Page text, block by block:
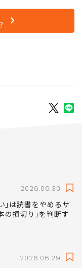
2026.06.30
｣は読書をやめるサ
損切り｣を判断す
2026.06.29